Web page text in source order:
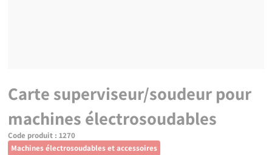
Carte superviseur/soudeur pour
machines électrosoudables
Code produit :1270
Machines électrosoudables et accessoires